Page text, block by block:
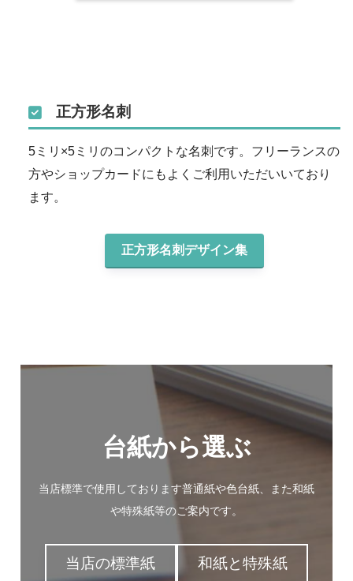
正方形名刺
5ミリ×5ミリのコンパクトな名刺です。フリーランスの
方やショップカードにもよくご利用いただいいており
ます。
正方形名刺デザイン集
台紙から選ぶ
当店標準で使用しております普通紙や色台紙、また和紙
や特殊紙等のご案内です。
当店の標準紙 和紙と特殊紙